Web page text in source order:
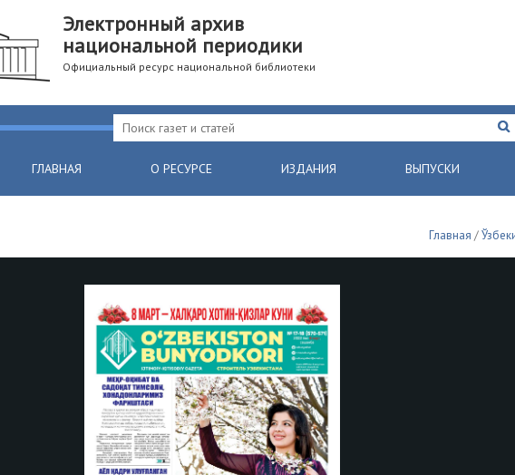
Электронный архив
национальной периодики
Официальный ресурс национальной библиотеки
ГЛАВНАЯ О РЕСУРСЕ ИЗДАНИЯ ВЫПУСКИ
Главная /